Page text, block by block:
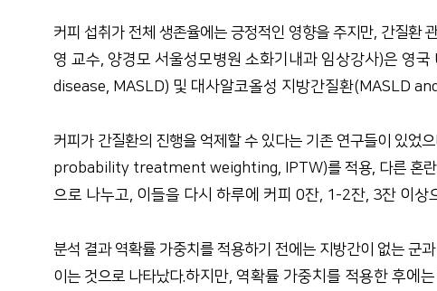
커피 섭취가 전체 생존율에는 긍정적인 영향을 주지만, 간질환
영 교수, 양경모 서울성모병원 소화기내과 임상강사)은
disease, MASLD) 및 대사알코올성 지방간질환(MASLD
커피가 간질환의 진행을 억제할 수 있다는 기존 연구들이 있었
probability treatment weighting, IPTW)를 적용, 다른 혼란
으로 나누고, 이들을 다시 하루에 커피 0잔, 1-2잔, 3잔 이상
분석 결과 역확률 가중치를 적용하기 전에는 지방간이 없는 군
이는 것으로 나타났다.하지만, 역확률 가중치를 적용한 후에